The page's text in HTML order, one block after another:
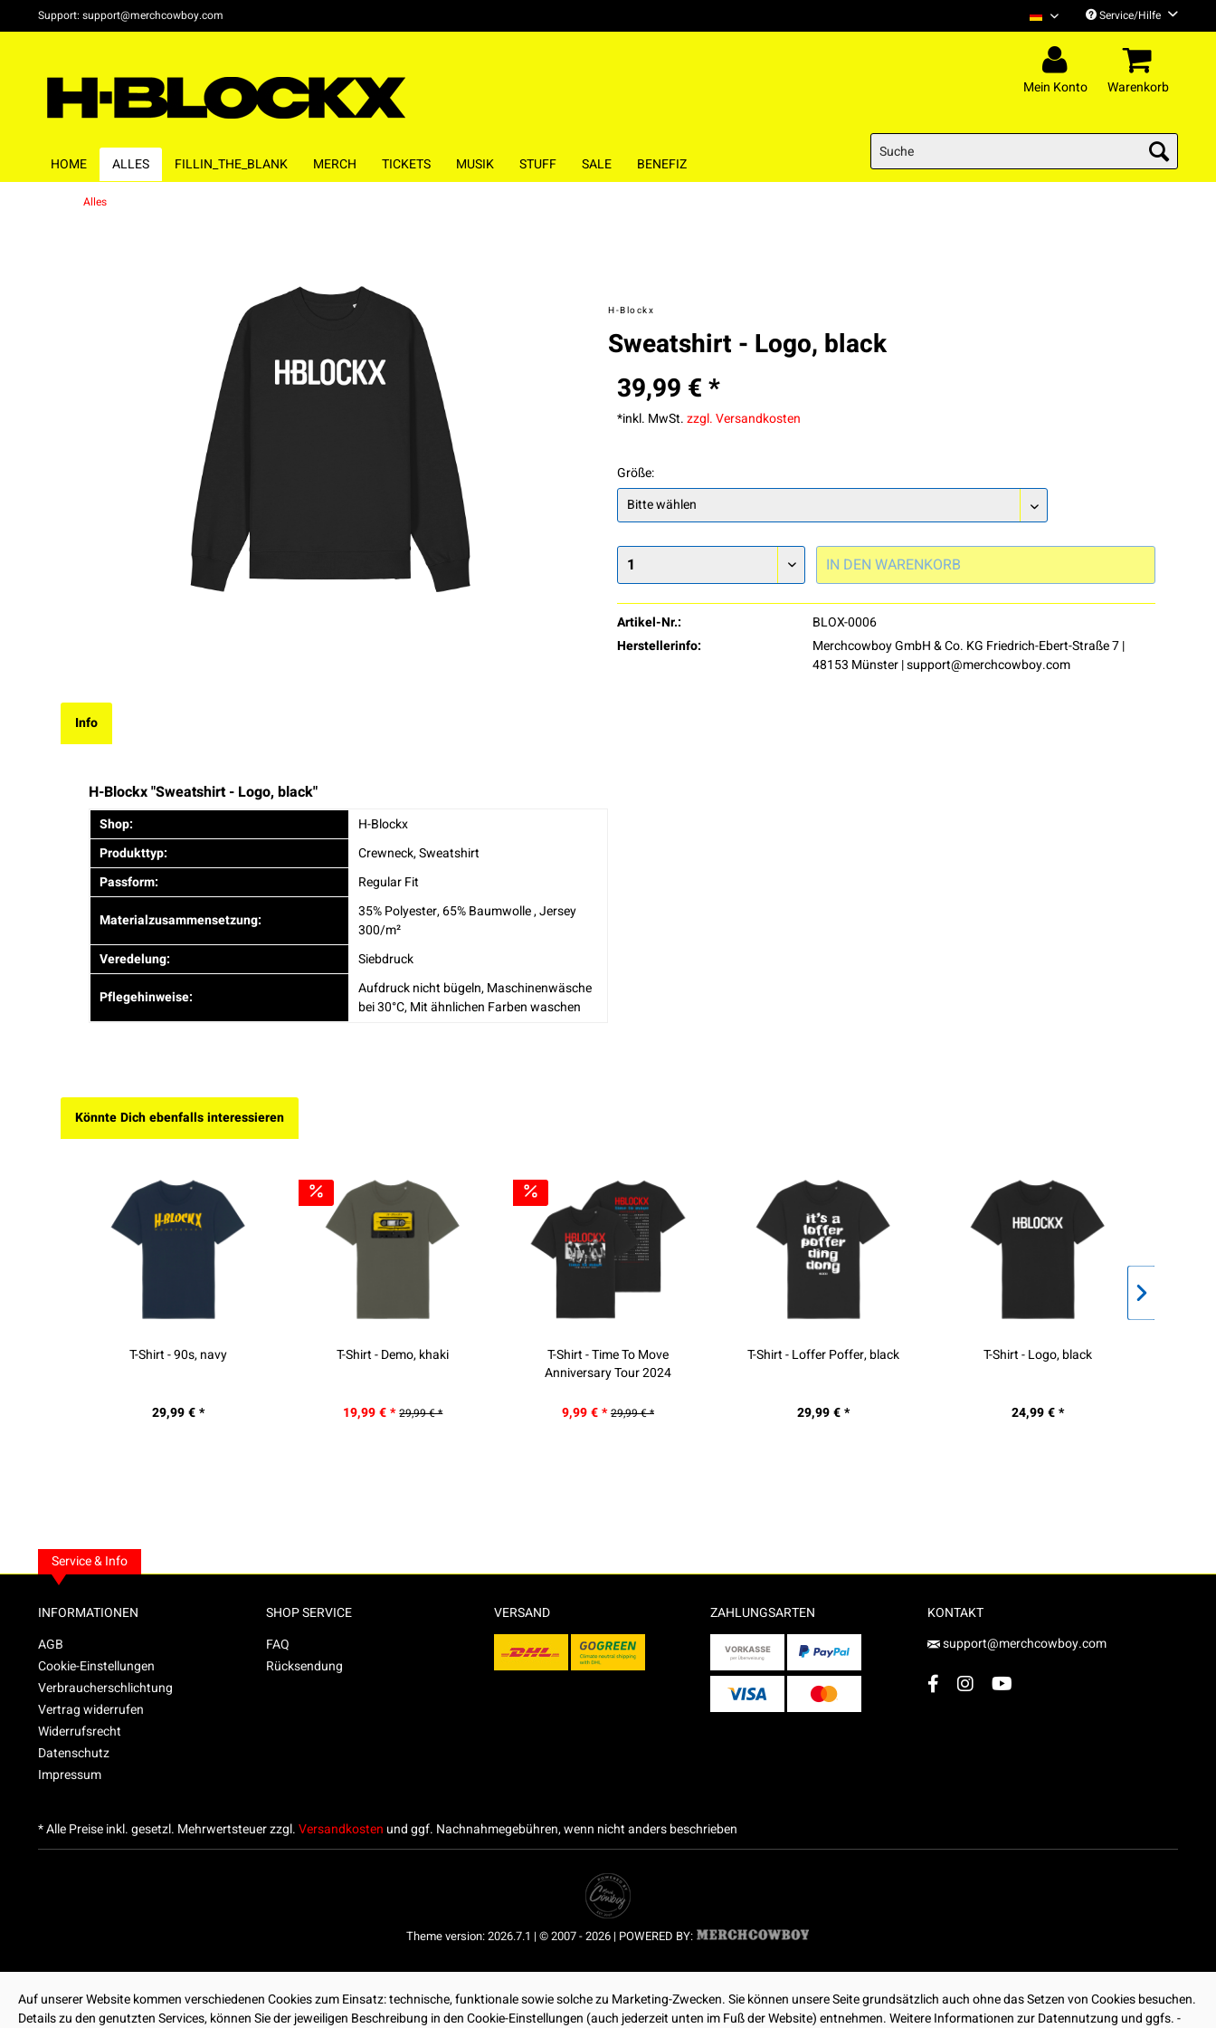
Support: support@merchcowboy.com H-Blockx DeutschService/Hilfe
Mein Konto Warenkorb
HOME ALLES FILLIN_THE_BLANK MERCH TICKETS MUSIK STUFF SALE BENEFIZ
Alles
H-Blockx
Sweatshirt - Logo, black
39,99 € *
*inkl. MwSt.zzgl. Versandkosten
Größe:
IN DEN WARENKORB
Artikel-Nr.:
BLOX-0006
Herstellerinfo:
Merchcowboy GmbH & Co. KG Friedrich-Ebert-Straße 7 |
48153 Münster |support@merchcowboy.com
Info
H-Blockx "Sweatshirt - Logo, black"
Shop:
H-Blockx
Produkttyp:
Crewneck, Sweatshirt
Passform:
Regular Fit
Materialzusammensetzung:
35% Polyester, 65% Baumwolle , Jersey
300/m²
Veredelung:
Siebdruck
Pflegehinweise:
Aufdruck nicht bügeln, Maschinenwäsche
bei 30°C, Mit ähnlichen Farben waschen
Könnte Dich ebenfalls interessieren
T-Shirt - 90s, navy
29,99 € *
T-Shirt - Demo, khaki
19,99 € * 29,99 € *
T-Shirt - Time To Move
Anniversary Tour 2024
9,99 € * 29,99 € *
T-Shirt - Loffer Poffer, black
29,99 € *
T-Shirt - Logo, black
24,99 € *
Service & Info
INFORMATIONEN
AGB
Cookie-Einstellungen
Verbraucherschlichtung
Vertrag widerrufen
Widerrufsrecht
Datenschutz
Impressum
SHOP SERVICE
FAQ
Rücksendung
VERSAND ZAHLUNGSARTEN
KONTAKT
support@merchcowboy.com
* Alle Preise inkl. gesetzl. Mehrwertsteuer zzgl.Versandkosten und ggf. Nachnahmegebühren, wenn nicht anders beschrieben
Theme version: 2026.7.1 | © 2007 - 2026 | POWERED BY:
Auf unserer Website kommen verschiedenen Cookies zum Einsatz: technische, funktionale sowie solche zu Marketing-Zwecken. Sie können unsere Seite grundsätzlich auch ohne das Setzen von Cookies besuchen.
Details zu den genutzten Services, können Sie der jeweiligen Beschreibung in den Cookie-Einstellungen (auch jederzeit unten im Fuß der Website) entnehmen. Weitere Informationen zur Datennutzung und ggfs. -